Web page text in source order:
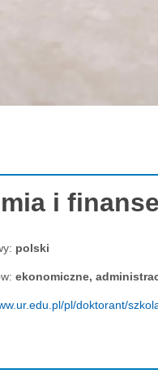
i
polski
ekonomiczne,
pl/doktorant/